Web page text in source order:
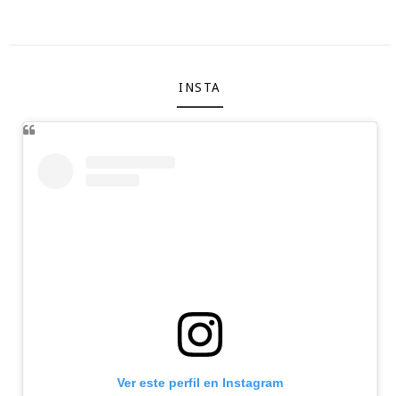
INSTA
Ver este perfil en Instagram